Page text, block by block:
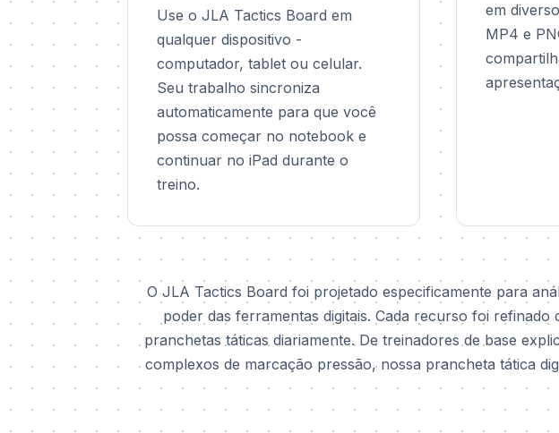
Use o JLA Tactics Board em
qualquer dispositivo -
computador, tablet ou celular.
Seu trabalho sincroniza
automaticamente para que você
possa começar no notebook e
continuar no iPad durante o
treino.
em
MP4 e
O JLA Tactics Board foi projetado especificamente para
poder das ferramentas digitais. Cada recurso foi
pranchetas táticas diariamente. De treinadores de base
complexos de marcação pressão, nossa prancheta tática